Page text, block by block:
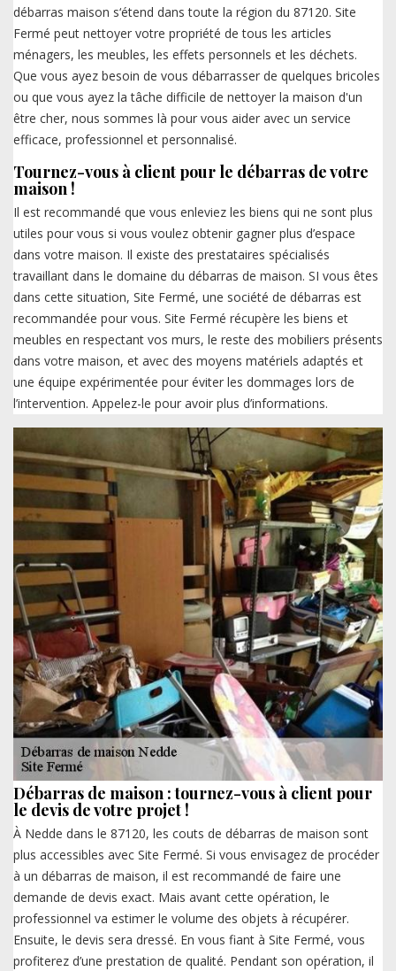
débarras maison s‘étend dans toute la région du 87120. Site
Fermé peut nettoyer votre propriété de tous les articles
ménagers, les meubles, les effets personnels et les déchets.
Que vous ayez besoin de vous débarrasser de quelques bricoles
ou que vous ayez la tâche difficile de nettoyer la maison d'un
être cher, nous sommes là pour vous aider avec un service
efficace, professionnel et personnalisé.
Tournez-vous à client pour le débarras de votre
maison !
Il est recommandé que vous enleviez les biens qui ne sont plus
utiles pour vous si vous voulez obtenir gagner plus d’espace
dans votre maison. Il existe des prestataires spécialisés
travaillant dans le domaine du débarras de maison. SI vous êtes
dans cette situation, Site Fermé, une société de débarras est
recommandée pour vous. Site Fermé récupère les biens et
meubles en respectant vos murs, le reste des mobiliers présents
dans votre maison, et avec des moyens matériels adaptés et
une équipe expérimentée pour éviter les dommages lors de
l’intervention. Appelez-le pour avoir plus d’informations.
Débarras de maison : tournez-vous à client pour
le devis de votre projet !
À Nedde dans le 87120, les couts de débarras de maison sont
plus accessibles avec Site Fermé. Si vous envisagez de procéder
à un débarras de maison, il est recommandé de faire une
demande de devis exact. Mais avant cette opération, le
professionnel va estimer le volume des objets à récupérer.
Ensuite, le devis sera dressé. En vous fiant à Site Fermé, vous
profiterez d’une prestation de qualité. Pendant son opération, il